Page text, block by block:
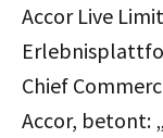
Accor Live
Chief
Accor, betont: